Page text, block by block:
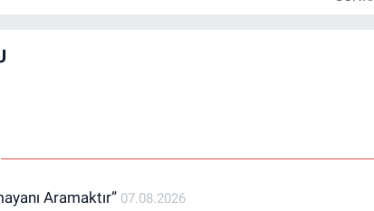
Aramaktır” 07.08.2026